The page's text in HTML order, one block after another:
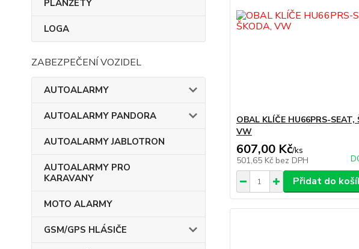
PLANŽETY
LOGA
ZABEZPEČENÍ VOZIDEL
AUTOALARMY
AUTOALARMY PANDORA
AUTOALARMY JABLOTRON
AUTOALARMY PRO
KARAVANY
MOTO ALARMY
GSM/GPS HLÁSIČE
OBAL KLÍČE HU66PRS-SEAT,
VW
607,00 Kč/ks
501,65 Kč bez DPH
Přidat do